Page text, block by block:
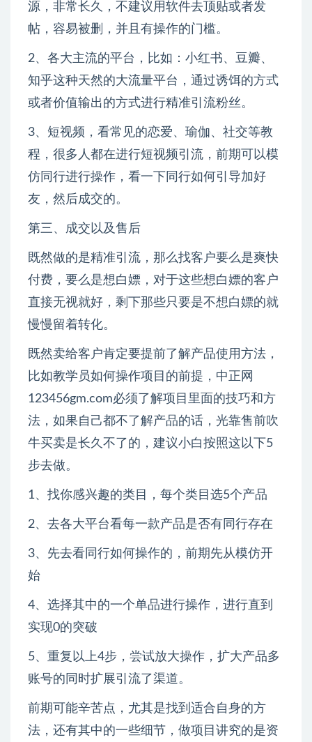
源，非常长久，不建议用软件去顶贴或者发
帖，容易被删，并且有操作的门槛。
2、各大主流的平台，比如：小红书、豆瓣、
知乎这种天然的大流量平台，通过诱饵的方式
或者价值输出的方式进行精准引流粉丝。
3、短视频，看常见的恋爱、瑜伽、社交等教
程，很多人都在进行短视频引流，前期可以模
仿同行进行操作，看一下同行如何引导加好
友，然后成交的。
第三、成交以及售后
既然做的是精准引流，那么找客户要么是爽快
付费，要么是想白嫖，对于这些想白嫖的客户
直接无视就好，剩下那些只要是不想白嫖的就
慢慢留着转化。
既然卖给客户肯定要提前了解产品使用方法，
比如教学员如何操作项目的前提，中正网
123456gm.com必须了解项目里面的技巧和方
法，如果自己都不了解产品的话，光靠售前吹
牛买卖是长久不了的，建议小白按照这以下5
步去做。
1、找你感兴趣的类目，每个类目选5个产品
2、去各大平台看每一款产品是否有同行存在
3、先去看同行如何操作的，前期先从模仿开
始
4、选择其中的一个单品进行操作，进行直到
实现0的突破
5、重复以上4步，尝试放大操作，扩大产品多
账号的同时扩展引流了渠道。
前期可能辛苦点，尤其是找到适合自身的方
法，还有其中的一些细节，做项目讲究的是资